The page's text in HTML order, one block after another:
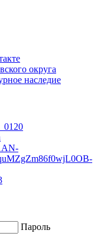
округа
наследие
Пароль